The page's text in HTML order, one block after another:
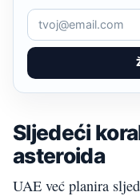
Sljedeći
asteroida
UAE već planira